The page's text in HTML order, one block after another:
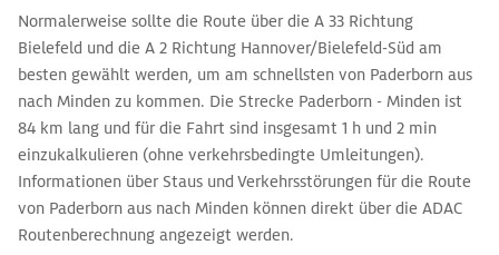
Normalerweise sollte die Route über die A 33 Richtung
Bielefeld und die A 2 Richtung Hannover/Bielefeld-Süd am
besten gewählt werden, um am schnellsten von Paderborn aus
nach Minden zu kommen. Die Strecke Paderborn - Minden ist
84 km lang und für die Fahrt sind insgesamt 1 h und 2 min
einzukalkulieren (ohne verkehrsbedingte Umleitungen).
Informationen über Staus und Verkehrsstörungen für die Route
von Paderborn aus nach Minden können direkt über die ADAC
Routenberechnung angezeigt werden.